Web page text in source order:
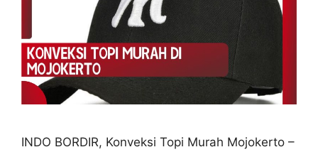
INDO BORDIR, Konveksi Topi Murah Mojokerto –